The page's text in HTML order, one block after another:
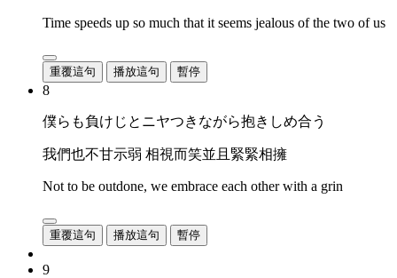
Time speeds up so much that it seems jealous of the two of us
重覆這句 播放這句 暫停
8
僕らも負けじとニヤつきながら抱きしめ合う
我們也不甘示弱 相視而笑並且緊緊相擁
Not to be outdone, we embrace each other with a grin
重覆這句 播放這句 暫停
9